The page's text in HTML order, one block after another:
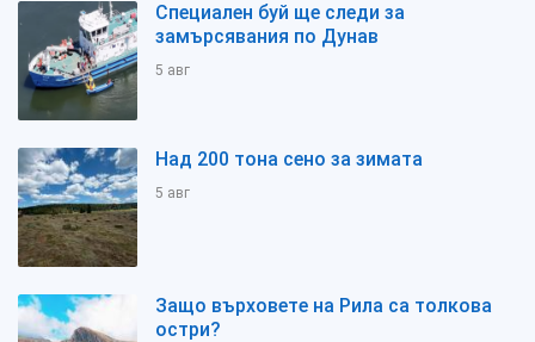
Специален буй ще следи за
замърсявания по Дунав
5 авг
Над 200 тона сено за зимата
5 авг
Защо върховете на Рила са толкова
остри?